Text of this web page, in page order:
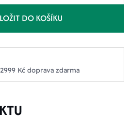
DO KOŠÍKU
Kč doprava zdarma